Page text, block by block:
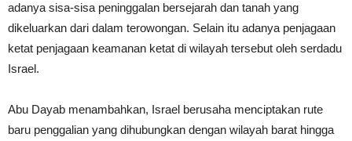
adanya sisa-sisa peninggalan bersejarah dan tanah yang
dikeluarkan dari dalam terowongan. Selain itu adanya penjagaan
ketat penjagaan keamanan ketat di wilayah tersebut oleh serdadu
Israel.
Abu Dayab menambahkan, Israel berusaha menciptakan rute
baru penggalian yang dihubungkan dengan wilayah barat hingga